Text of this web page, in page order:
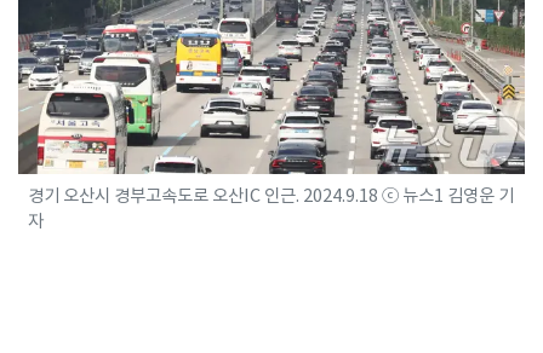
경기 오산시 경부고속도로 오산IC 인근. 2024.9.18 ⓒ 뉴스1 김영운 기
자